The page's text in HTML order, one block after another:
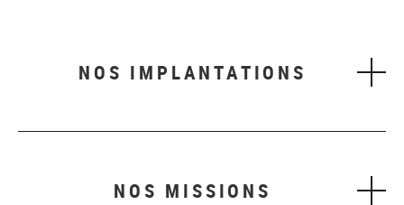
NOS IMPLANTATIONS
NOS MISSIONS